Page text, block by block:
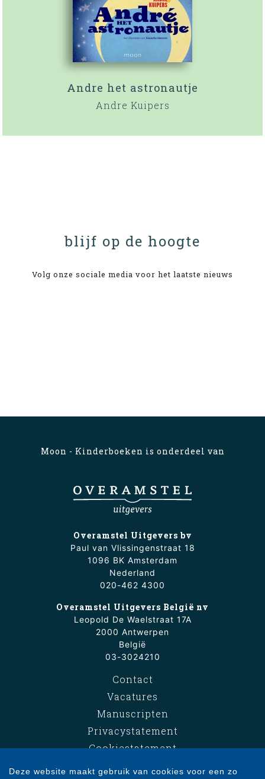
Andre het astronautje
Andre Kuipers
blijf op de hoogte
Volg onze sociale media voor het laatste nieuws
Moon - Kinderboeken is onderdeel van
Overamstel Uitgevers bv
Paul van Vlissingenstraat 18
1096 BK Amsterdam
Nederland
020-462 4300
Overamstel Uitgevers België nv
Leopold De Waelstraat 17A
2000 Antwerpen
België
03-3024210
Contact
Vacatures
Manuscripten
Privacystatement
Cookiestatement
Deze website maakt gebruik van cookies voor een zo